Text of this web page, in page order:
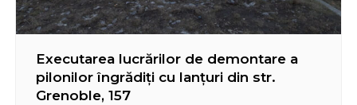
Executarea lucrărilor de demontare a
pilonilor îngrădiți cu lanțuri din str.
Grenoble, 157